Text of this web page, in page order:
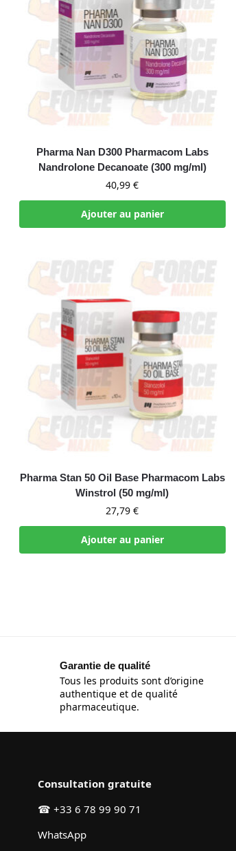
Pharma Nan D300 Pharmacom Labs
Nandrolone Decanoate (300 mg/ml)
40,99€
Ajouter au panier
Pharma Stan 50 Oil Base Pharmacom Labs
Winstrol (50 mg/ml)
27,79€
Ajouter au panier
Garantie de qualité
Tous les produits sont d’origine
authentique et de qualité
pharmaceutique.
Consultation gratuite
☎ +33 6 78 99 90 71
WhatsApp